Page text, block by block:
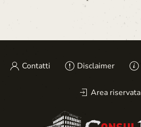
Contatti Disclaimer
Area riservata